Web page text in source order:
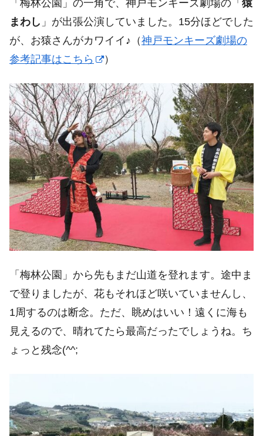
「梅林公園」の一角で、神戸モンキーズ劇場の「 猿
まわし 」が出張公演していました。15分ほどでした
が、お猿さんがカワイイ♪（神戸モンキーズ劇場の
参考記事はこちら
）
「梅林公園」から先もまだ山道を登れます。途中ま
で登りましたが、花もそれほど咲いていませんし、
1周するのは断念。ただ、眺めはいい！遠くに海も
見えるので、晴れてたら最高だったでしょうね。ち
ょっと残念(^^;